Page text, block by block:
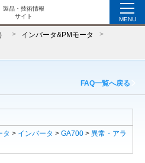
製品・技術情報
サイト
MENU
インバータ&PMモータ
FAQ一覧へ戻る
タ > インバータ > GA700 > 異常・アラ